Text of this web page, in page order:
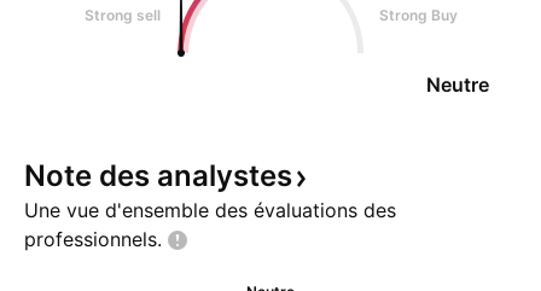
Strong sell Strong Buy
Neutre
Note des analystes
Une vue d'ensemble des évaluations des
professionnels.